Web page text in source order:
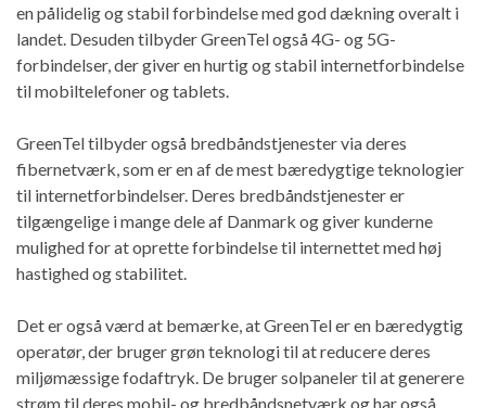
en pålidelig og stabil forbindelse med god dækning overalt i
landet. Desuden tilbyder GreenTel også 4G- og 5G-
forbindelser, der giver en hurtig og stabil internetforbindelse
til mobiltelefoner og tablets.
GreenTel tilbyder også bredbåndstjenester via deres
fibernetværk, som er en af ​​de mest bæredygtige teknologier
til internetforbindelser. Deres bredbåndstjenester er
tilgængelige i mange dele af Danmark og giver kunderne
mulighed for at oprette forbindelse til internettet med høj
hastighed og stabilitet.
Det er også værd at bemærke, at GreenTel er en bæredygtig
operatør, der bruger grøn teknologi til at reducere deres
miljømæssige fodaftryk. De bruger solpaneler til at generere
strøm til deres mobil- og bredbåndsnetværk og har også